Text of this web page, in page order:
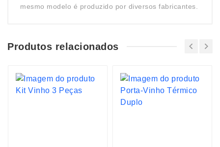
mesmo modelo é produzido por diversos fabricantes.
Produtos relacionados